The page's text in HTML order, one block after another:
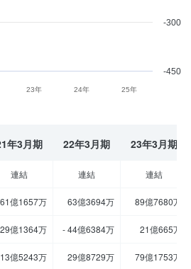
23年 24年 25年
-450
-300
年3月期 22年3月期 23年3月期
連結 連結 連結
61億1657万 63億3694万 89億7680万
億1364万 - 44億6384万 21億665万
13億5243万 29億8729万 79億1753万